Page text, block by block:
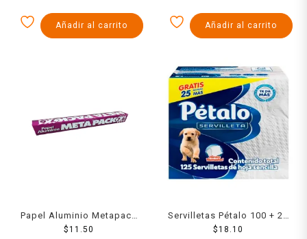
Añadir al carrito Añadir al carrito
Papel Aluminio Metapack
25 Grs X 30 Cm Ancho 1
$11.50
Servilletas Pétalo 100 + 25
pzas
$18.10